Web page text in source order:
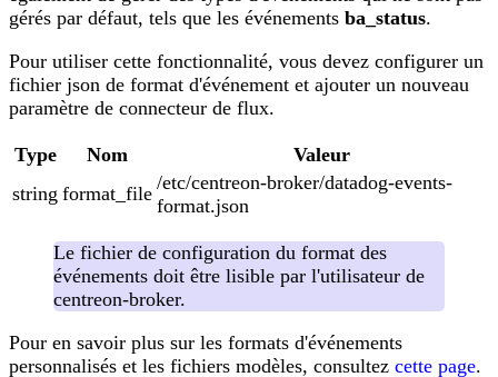
gérés par défaut, tels que les événements ba_status.
Pour utiliser cette fonctionnalité, vous devez configurer un
fichier json de format d'événement et ajouter un nouveau
paramètre de connecteur de flux.
Type Nom
Valeur
string format_file /etc/centreon-broker/datadog-events-
format.json
Le fichier de configuration du format des
événements doit être lisible par l'utilisateur de
centreon-broker.
Pour en savoir plus sur les formats d'événements
personnalisés et les fichiers modèles, consultez cette page.